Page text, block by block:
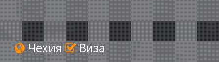
Чехия Виза